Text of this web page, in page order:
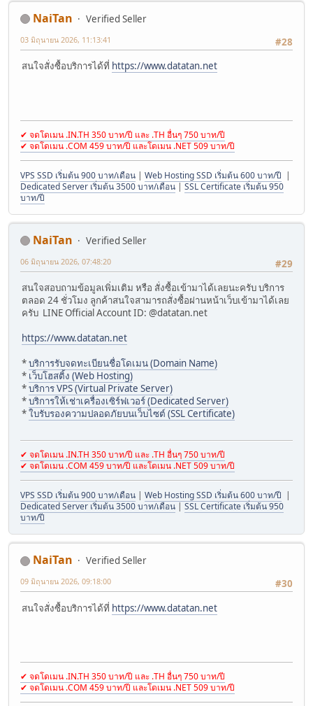
NaiTan
Verified Seller
#28
03 มิถุนายน 2026, 11:13:41
สนใจสั่งซื้อบริการได้ที่ https://www.datatan.net
✔ จดโดเมน .IN.TH 350 บาท/ปี และ .TH อื่นๆ 750 บาท/ปี
✔ จดโดเมน .COM 459 บาท/ปี และโดเมน .NET 509 บาท/ปี
VPS SSD เริ่มต้น 900 บาท/เดือน | Web Hosting SSD เริ่มต้น 600 บาท/ปี |
Dedicated Server เริ่มต้น 3500 บาท/เดือน | SSL Certificate เริ่มต้น 950
บาท/ปี
NaiTan
Verified Seller
#29
06 มิถุนายน 2026, 07:48:20
สนใจสอบถามข้อมูลเพิ่มเติม หรือ สั่งซื้อเข้ามาได้เลยนะครับ บริการ
ตลอด 24 ชั่วโมง ลูกค้าสนใจสามารถสั่งซื้อผ่านหน้าเว็บเข้ามาได้เลย
ครับ LINE Official Account ID: @datatan.net
https://www.datatan.net
*บริการรับจดทะเบียนชื่อโดเมน (Domain Name)
* เว็บโฮสติ้ง (Web Hosting)
*บริการ VPS (Virtual Private Server)
*บริการให้เช่าเครื่องเซิร์ฟเวอร์ (Dedicated Server)
*ใบรับรองความปลอดภัยบนเว็บไซต์ (SSL Certificate)
✔ จดโดเมน .IN.TH 350 บาท/ปี และ .TH อื่นๆ 750 บาท/ปี
✔ จดโดเมน .COM 459 บาท/ปี และโดเมน .NET 509 บาท/ปี
VPS SSD เริ่มต้น 900 บาท/เดือน | Web Hosting SSD เริ่มต้น 600 บาท/ปี |
Dedicated Server เริ่มต้น 3500 บาท/เดือน | SSL Certificate เริ่มต้น 950
บาท/ปี
NaiTan
Verified Seller
#30
09 มิถุนายน 2026, 09:18:00
สนใจสั่งซื้อบริการได้ที่ https://www.datatan.net
✔ จดโดเมน .IN.TH 350 บาท/ปี และ .TH อื่นๆ 750 บาท/ปี
✔ จดโดเมน .COM 459 บาท/ปี และโดเมน .NET 509 บาท/ปี